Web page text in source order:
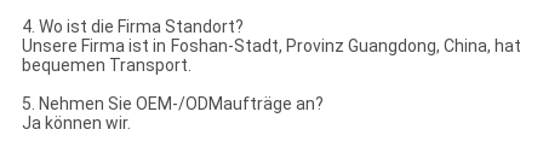
4. Wo ist die Firma Standort?
Unsere Firma ist in Foshan-Stadt, Provinz Guangdong, China, hat
bequemen Transport.
5. Nehmen Sie OEM-/ODMaufträge an?
Ja können wir.